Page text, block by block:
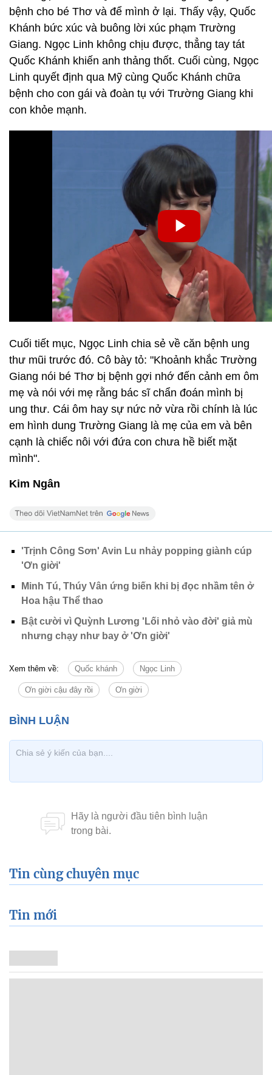
bệnh cho bé Thơ và để mình ở lại. Thấy vậy, Quốc
Khánh bức xúc và buông lời xúc phạm Trường
Giang. Ngọc Linh không chịu được, thẳng tay tát
Quốc Khánh khiến anh thảng thốt. Cuối cùng, Ngọc
Linh quyết định qua Mỹ cùng Quốc Khánh chữa
bệnh cho con gái và đoàn tụ với Trường Giang khi
con khỏe mạnh.
Cuối tiết mục, Ngọc Linh chia sẻ về căn bệnh ung
thư mũi trước đó. Cô bày tỏ: "Khoảnh khắc Trường
Giang nói bé Thơ bị bệnh gợi nhớ đến cảnh em ôm
mẹ và nói với mẹ rằng bác sĩ chẩn đoán mình bị
ung thư. Cái ôm hay sự nức nở vừa rồi chính là lúc
em hình dung Trường Giang là mẹ của em và bên
cạnh là chiếc nôi với đứa con chưa hề biết mặt
mình".
Kim Ngân
'Trịnh Công Sơn' Avin Lu nhảy popping giành cúp
'Ơn giời'
Minh Tú, Thúy Vân ứng biến khi bị đọc nhầm tên ở
Hoa hậu Thể thao
Bật cười vì Quỳnh Lương 'Lối nhỏ vào đời' giả mù
nhưng chạy như bay ở 'Ơn giời'
Xem thêm về: Quốc khánh Ngọc Linh
Ơn giời cậu đây rồi Ơn giời
Tin cùng chuyên mục
Tin mới